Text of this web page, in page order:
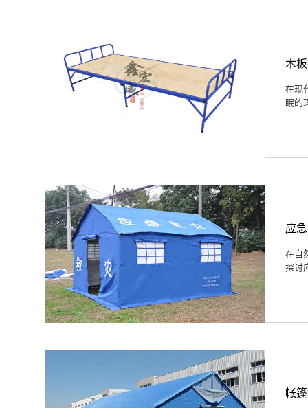
木
在现
眠的
应
在自
探讨
帐